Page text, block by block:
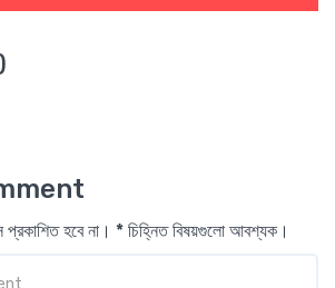
হবে না। * চিহ্নিত বিষয়গুলো আবশ্যক।